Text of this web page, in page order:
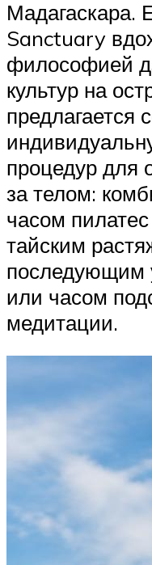
Мадагаскара.
Sanctuary
философией
культур на
предлагается
процедур для
за телом:
часом
тайским
последующим
или часом
медитации.